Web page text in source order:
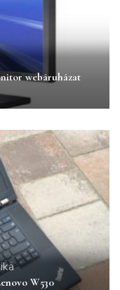
webáruházat
W530